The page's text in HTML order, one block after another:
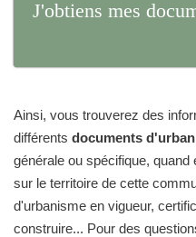
J'obtiens mes
Ainsi, vous trouverez des
différents documents
générale ou spécifique,
sur le territoire de cette
d'urbanisme en vigueur,
construire... Pour des